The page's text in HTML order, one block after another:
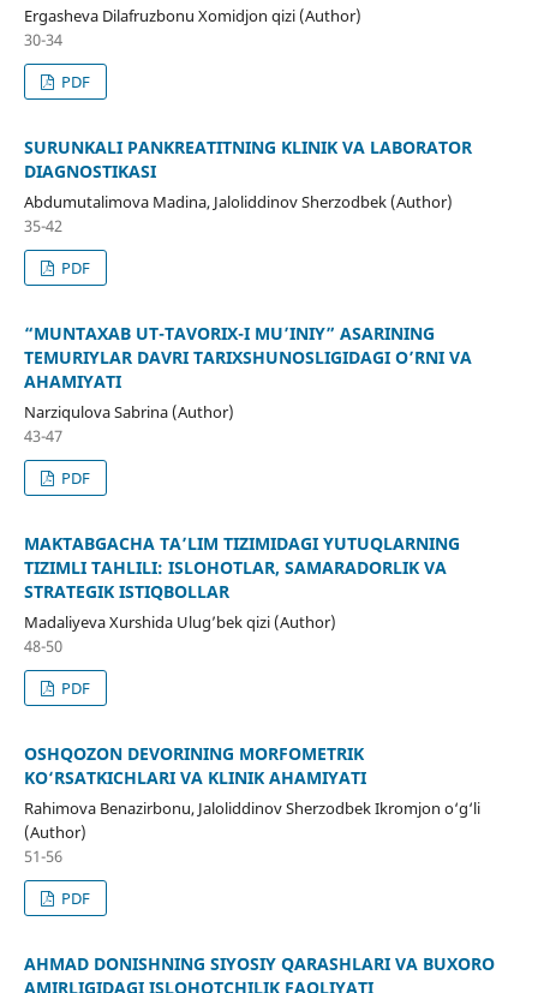
Еrgаshеvа Dilаfruzbоnu Хоmidjоn qizi (Author)
30-34
PDF
SURUNKALI PANKREATITNING KLINIK VA LABORATOR
DIAGNOSTIKASI
Abdumutalimova Madina, Jaloliddinov Sherzodbek (Author)
35-42
PDF
“MUNTAXAB UT-TAVORIX-I MU’INIY” ASARINING
TEMURIYLAR DAVRI TARIXSHUNOSLIGIDAGI O’RNI VA
AHAMIYATI
Narziqulova Sabrina (Author)
43-47
PDF
MAKTABGACHA TA’LIM TIZIMIDAGI YUTUQLARNING
TIZIMLI TAHLILI: ISLOHOTLAR, SAMARADORLIK VA
STRATEGIK ISTIQBOLLAR
Madaliyeva Xurshida Ulug’bek qizi (Author)
48-50
PDF
OSHQOZON DEVORINING MORFOMETRIK
KO‘RSATKICHLARI VA KLINIK AHAMIYATI
Rahimova Benazirbonu, Jaloliddinov Sherzodbek Ikromjon o‘g‘li
(Author)
51-56
PDF
AHMAD DONISHNING SIYOSIY QARASHLARI VA BUXORO
AMIRLIGIDAGI ISLOHOTCHILIK FAOLIYATI